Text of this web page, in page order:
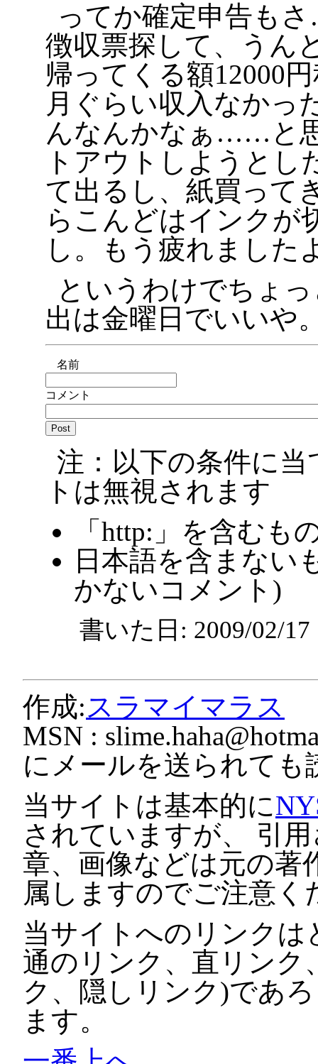
ってか確定申告も
徴収票探して、うん
帰ってくる額12000
月ぐらい収入なかっ
んなんかなぁ……と
トアウトしようとし
て出るし、紙買って
らこんどはインクが
し。もう疲れました
というわけでちょ
出は金曜日でいいや
名前
コメント
注：以下の条件に
トは無視されます
「http:」を含むも
日本語を含まない
かないコメント)
書いた日: 2009/02/
作成:スラマイマラス
MSN :
にメールを送られても
当サイトは基本的に
されていますが、 引
章、画像などは元の著
属しますのでご注意く
当サイトへのリンクは
通のリンク、直リンク
ク、隠しリンク)であ
ます。